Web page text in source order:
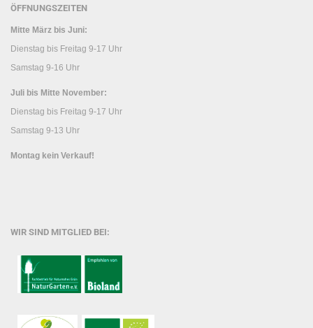
ÖFFNUNGSZEITEN
Mitte März bis Juni:
Dienstag bis Freitag 9-17 Uhr
Samstag 9-16 Uhr
Juli bis Mitte November:
Dienstag bis Freitag 9-17 Uhr
Samstag 9-13 Uhr
Montag kein Verkauf!
WIR SIND MITGLIED BEI: